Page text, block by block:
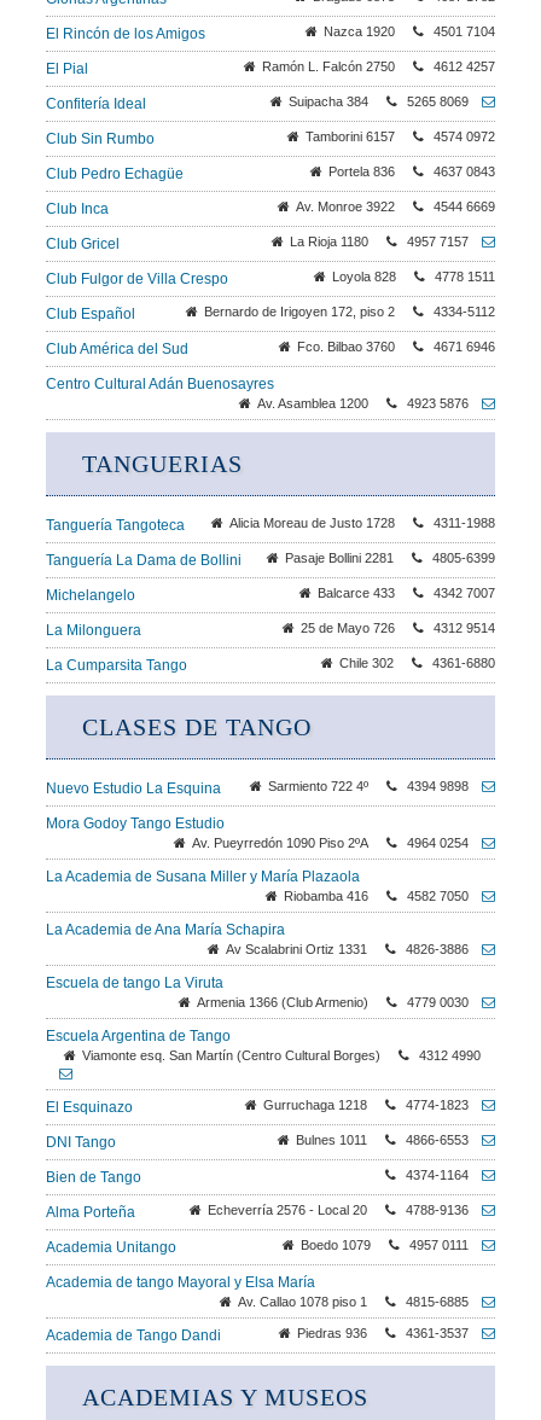
El Rincón de los Amigos Nazca 1920 4501 7104
El Pial Ramón L. Falcón 2750 4612 4257
Confitería Ideal Suipacha 384 5265 8069
Club Sin Rumbo Tamborini 6157 4574 0972
Club Pedro Echagüe Portela 836 4637 0843
Club Inca Av. Monroe 3922 4544 6669
Club Gricel La Rioja 1180 4957 7157
Club Fulgor de Villa Crespo Loyola 828 4778 1511
Club Español Bernardo de Irigoyen 172, piso 2 4334-5112
Club América del Sud Fco. Bilbao 3760 4671 6946
Centro Cultural Adán Buenosayres
Av. Asamblea 1200 4923 5876
TANGUERIAS
Tanguería Tangoteca Alicia Moreau de Justo 1728 4311-1988
Tanguería La Dama de Bollini Pasaje Bollini 2281 4805-6399
Michelangelo Balcarce 433 4342 7007
La Milonguera 25 de Mayo 726 4312 9514
La Cumparsita Tango Chile 302 4361-6880
CLASES DE TANGO
Nuevo Estudio La Esquina Sarmiento 722 4º 4394 9898
Mora Godoy Tango Estudio
Av. Pueyrredón 1090 Piso 2ºA 4964 0254
La Academia de Susana Miller y María Plazaola
Riobamba 416 4582 7050
La Academia de Ana María Schapira
Av Scalabrini Ortiz 1331 4826-3886
Escuela de tango La Viruta
Armenia 1366 (Club Armenio) 4779 0030
Escuela Argentina de Tango
Viamonte esq. San Martín (Centro Cultural Borges) 4312 4990
El Esquinazo Gurruchaga 1218 4774-1823
DNI Tango Bulnes 1011 4866-6553
Bien de Tango 4374-1164
Alma Porteña Echeverría 2576 - Local 20 4788-9136
Academia Unitango Boedo 1079 4957 0111
Academia de tango Mayoral y Elsa María
Av. Callao 1078 piso 1 4815-6885
Academia de Tango Dandi Piedras 936 4361-3537
ACADEMIAS Y MUSEOS